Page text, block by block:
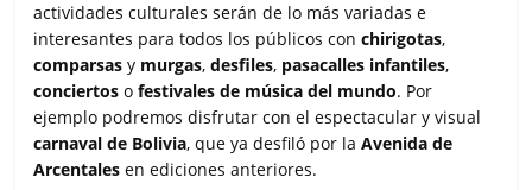
actividades culturales serán de lo más variadas e
interesantes para todos los públicos conchirigotas,
comparsasy murgas,desfiles, pasacalles infantiles,
conciertos ofestivales de música del mundo. Por
ejemplo podremos disfrutar con el espectacular y visual
carnaval de Bolivia, que ya desfiló por laAvenida de
Arcentales en ediciones anteriores.